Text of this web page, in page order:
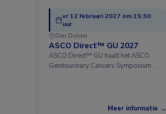
vr 12 februari 2027 om 15:30
uur
Den Dolder
ASCO Direct™ GU 2027
ASCO Direct™ GU haalt het ASCO
Genitourinary Cancers Symposium …
Meer informatie →